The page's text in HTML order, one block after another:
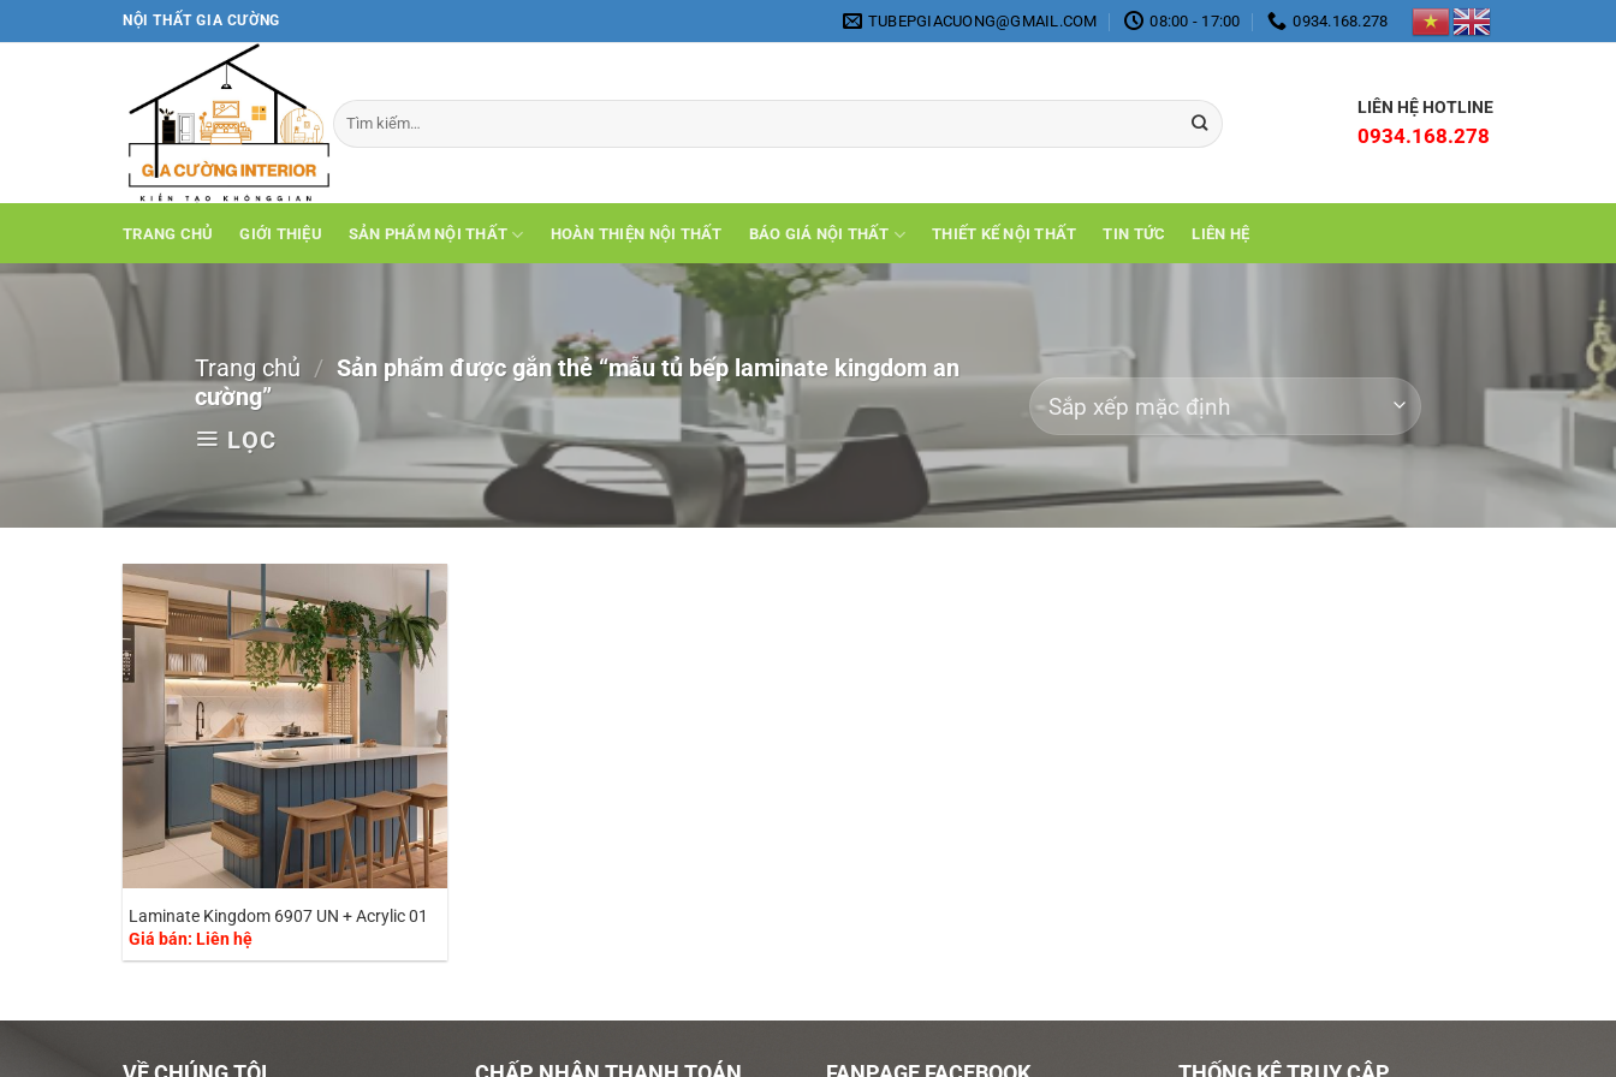
qua
NỘI THẤT GIA CƯỜNG TUBEPGIACUONG@GMAIL.COM 08:00 - 17:00 0934.168.278
LIÊN HỆ HOTLINE
0934.168.278
TRANG CHỦ GIỚI THIỆU SẢN PHẨM NỘI THẤT HOÀN THIỆN NỘI THẤT BÁO GIÁ NỘI THẤT THIẾT KẾ NỘI THẤT TIN TỨC LIÊN HỆ
Trang chủ / Sản phẩm được gắn thẻ “mẫu tủ bếp laminate kingdom an
cường”
LỌC
Laminate Kingdom 6907 UN + Acrylic 01
Giá bán: Liên hệ